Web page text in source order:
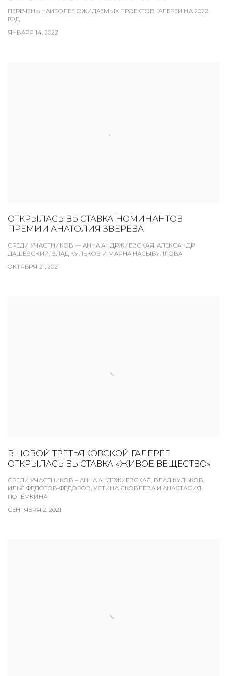
ПЕРЕЧЕНЬ НАИБОЛЕЕ ОЖИДАЕМЫХ ПРОЕКТОВ ГАЛЕРЕИ НА 2022
ГОД
ЯНВАРЯ 14, 2022
ОТКРЫЛАСЬ ВЫСТАВКА НОМИНАНТОВ
ПРЕМИИ АНАТОЛИЯ ЗВЕРЕВА
СРЕДИ УЧАСТНИКОВ — АННА АНДРЖИЕВСКАЯ, АЛЕКСАНДР
ДАШЕВСКИЙ, ВЛАД КУЛЬКОВ И МАЯНА НАСЫБУЛЛОВА
ОКТЯБРЯ 21, 2021
В НОВОЙ ТРЕТЬЯКОВСКОЙ ГАЛЕРЕЕ
ОТКРЫЛАСЬ ВЫСТАВКА «ЖИВОЕ ВЕЩЕСТВО»
СРЕДИ УЧАСТНИКОВ – АННА АНДРЖИЕВСКАЯ, ВЛАД КУЛЬКОВ,
ИЛЬЯ ФЕДОТОВ-ФЁДОРОВ, УСТИНА ЯКОВЛЕВА И АНАСТАСИЯ
ПОТЁМКИНА
СЕНТЯБРЯ 2, 2021